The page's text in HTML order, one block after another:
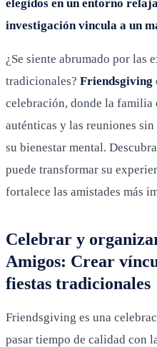
elegidos en un entorno
investigación vincula a un
¿Se siente abrumado por las
tradicionales? Friendsgiving
celebración, donde la familia
auténticas y las reuniones
su bienestar mental.
puede transformar su
fortalece las amistades más
Celebrar y
Amigos: Crear
fiestas tradicionales
Friendsgiving es una
pasar tiempo de calidad con